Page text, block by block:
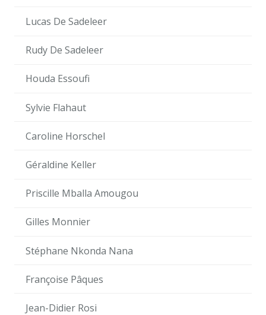
Lucas De Sadeleer
Rudy De Sadeleer
Houda Essoufi
Sylvie Flahaut
Caroline Horschel
Géraldine Keller
Priscille Mballa Amougou
Gilles Monnier
Stéphane Nkonda Nana
Françoise Pâques
Jean-Didier Rosi